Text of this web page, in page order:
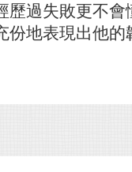
歷過失敗更不
份地表現出他